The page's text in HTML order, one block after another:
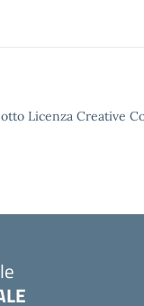
Licenza Creative